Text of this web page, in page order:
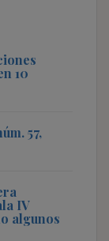
10
57,
IV
algunos